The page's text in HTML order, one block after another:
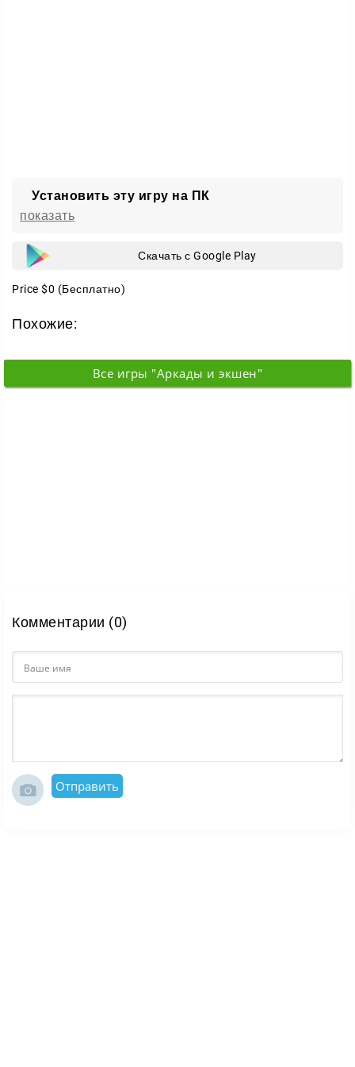
Установить эту игру на ПК
показать
Скачать с Google Play
Price $0 (Бесплатно)
Похожие:
Все игры "Аркады и экшен"
Комментарии (0)
Отправить